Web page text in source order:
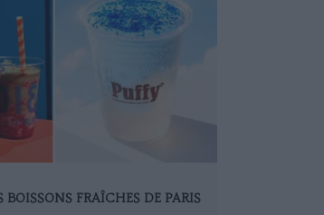
BOISSONS FRAÎCHES DE PARIS